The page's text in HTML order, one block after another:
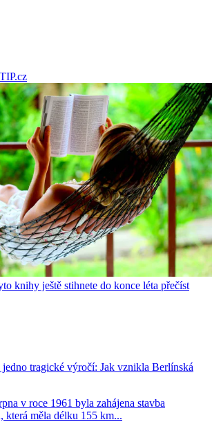
knihy ještě stihnete do konce léta přečíst
tragické výročí: Jak vznikla Berlínská
v roce 1961 byla zahájena stavba
která měla délku 155 km...